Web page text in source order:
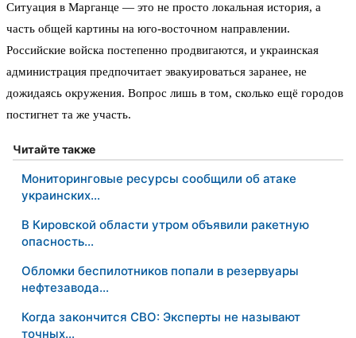
Ситуация в Марганце — это не просто локальная история, а
часть общей картины на юго-восточном направлении.
Российские войска постепенно продвигаются, и украинская
администрация предпочитает эвакуироваться заранее, не
дожидаясь окружения. Вопрос лишь в том, сколько ещё городов
постигнет та же участь.
Читайте также
Мониторинговые ресурсы сообщили об атаке
украинских…
В Кировской области утром объявили ракетную
опасность…
Обломки беспилотников попали в резервуары
нефтезавода…
Когда закончится СВО: Эксперты не называют
точных…